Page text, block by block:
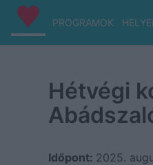
PROGRAMOK
Hétvégi
Időpont: 2025.